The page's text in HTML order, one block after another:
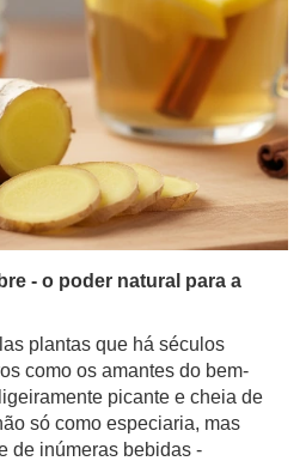
- o poder natural para a
plantas que há séculos
como os amantes do bem-
picante e cheia de
só como especiaria, mas
de inúmeras bebidas -